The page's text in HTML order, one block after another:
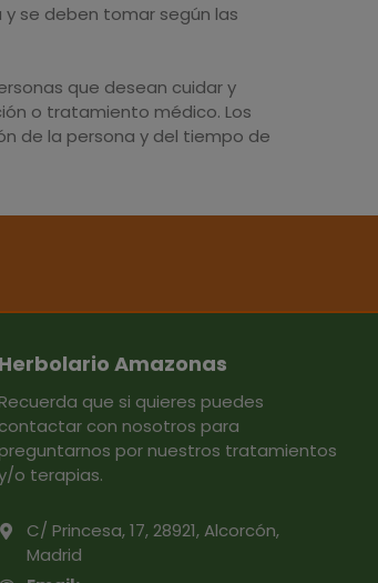
se deben tomar según las
que desean cuidar y
o tratamiento médico. Los
de la persona y del tiempo de
Herbolario Amazonas
Recuerda que si quieres puedes
contactar con nosotros para
preguntarnos por nuestros tratamientos
o terapias.
C/ Princesa, 17, 28921, Alcorcón,
Madrid